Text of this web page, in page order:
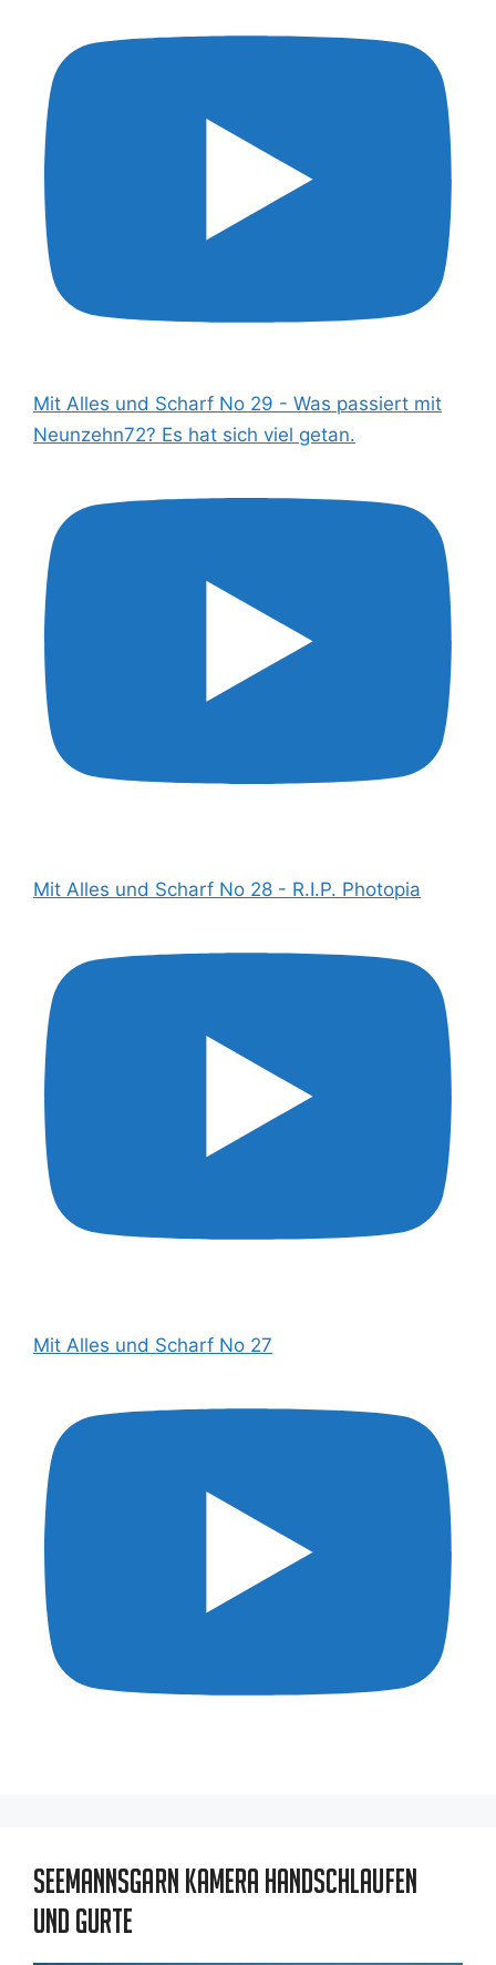
Mit Alles und Scharf No 29 - Was passiert mit
Neunzehn72? Es hat sich viel getan.
Mit Alles und Scharf No 28 - R.I.P. Photopia
Mit Alles und Scharf No 27
Seemannsgarn Kamera Handschlaufen
und Gurte